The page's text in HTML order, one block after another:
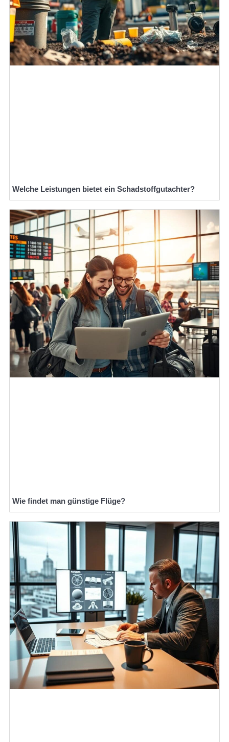
Welche Leistungen bietet ein Schadstoffgutachter?
Wie findet man günstige Flüge?